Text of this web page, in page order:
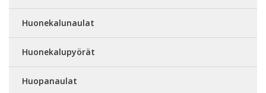
Huonekalunaulat
Huonekalupyörät
Huopanaulat